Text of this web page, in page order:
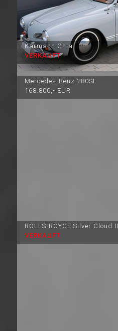
Karmann Ghia
VERKAUFT
Mercedes-Benz 280SL
168.800,- EUR
ROLLS-ROYCE Silver Cloud II
VERKAUFT